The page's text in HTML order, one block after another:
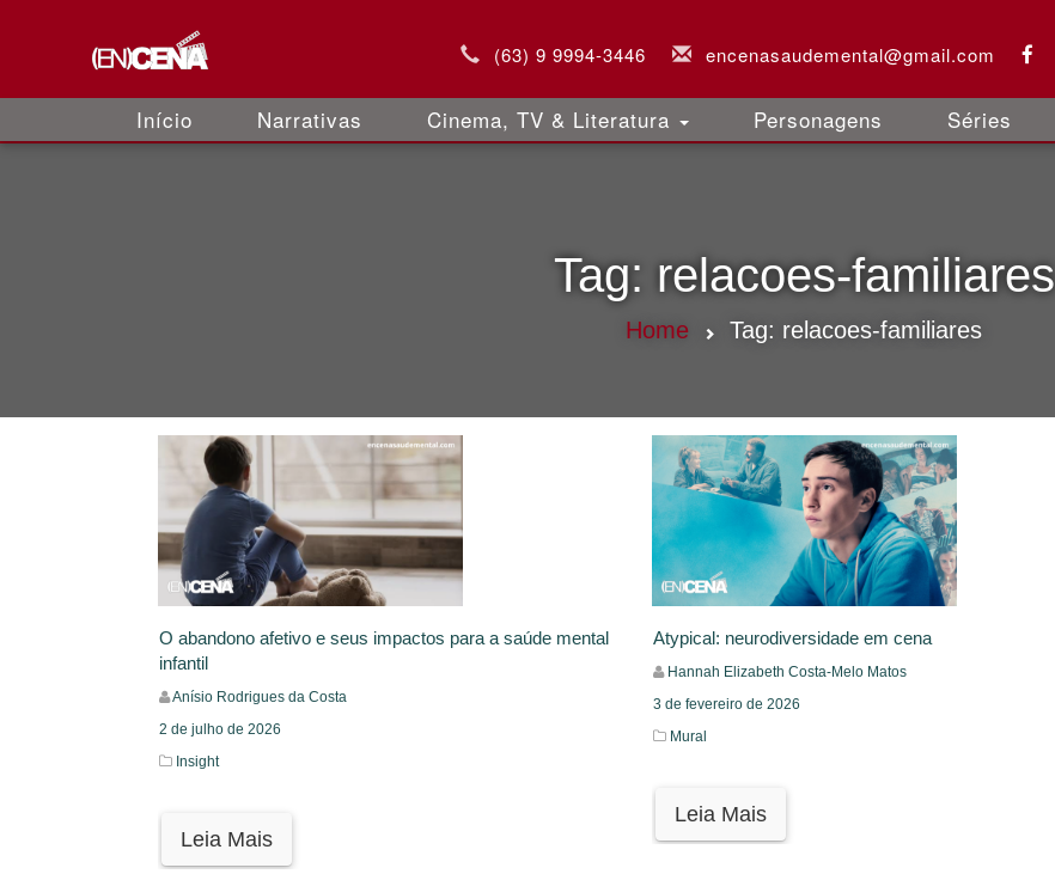
(63) 9 9994-3446 encenasaudemental@gmail.com
Início Narrativas Cinema, TV & Literatura Personagens Séries
Tag: relacoes-familiares
Home Tag: relacoes-familiares
O abandono afetivo e seus impactos para a saúde mental
infantil
Anísio Rodrigues da Costa
2 de julho de 2026
Insight
Leia Mais
Atypical: neurodiversidade em cena
Hannah Elizabeth Costa-Melo Matos
3 de fevereiro de 2026
Mural
Leia Mais